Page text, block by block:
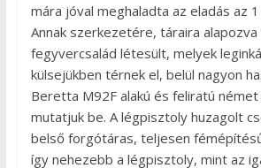
mára jóval meghaladta az eladás az
Annak szerkezetére, táraira
fegyvercsalád létesült, melyek
külsejükben térnek el, belül nagyon
Beretta M92F alakú és feliratú
mutatjuk be. A légpisztoly huzagolt
belső forgótáras, teljesen
így nehezebb a légpisztoly, mint az